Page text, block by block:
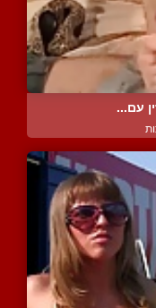
עם...